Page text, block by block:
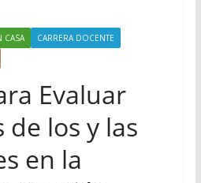
CASA
CARRERA DOCENTE
Evaluar
de los y las
en la